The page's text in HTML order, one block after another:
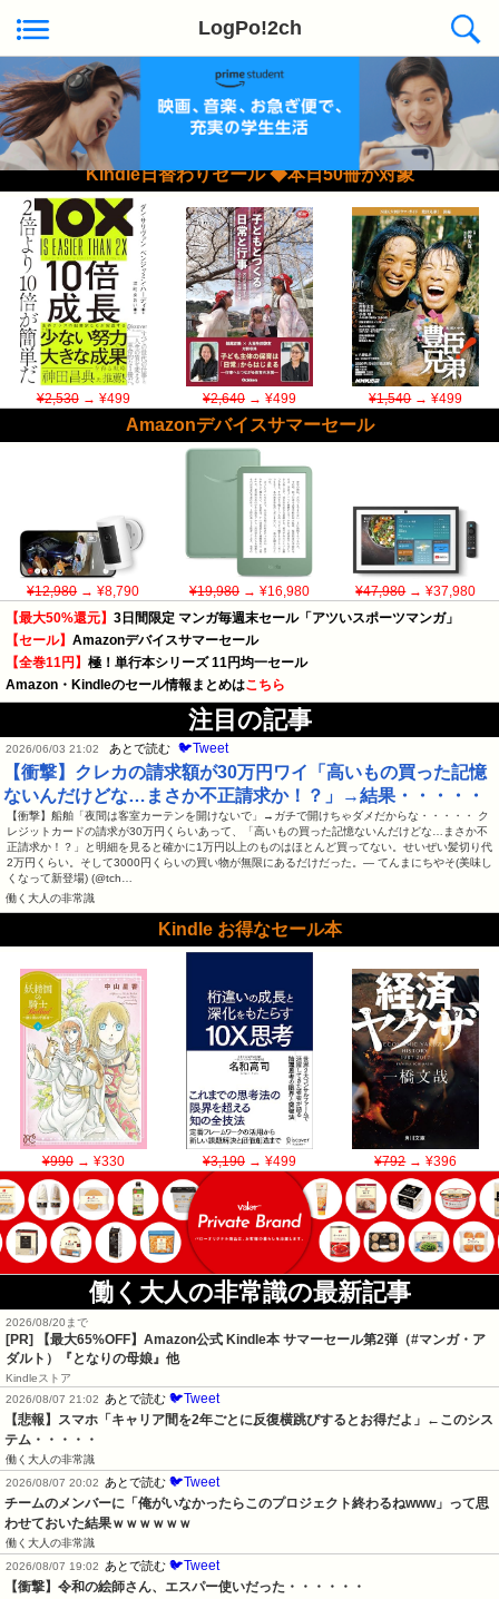
LogPo!2ch
Kindle日替わりセール ◆本日50冊が対象
¥2,530→ ¥499 ¥2,640→ ¥499 ¥1,540→ ¥499
Amazonデバイスサマーセール
¥12,980→ ¥8,790 ¥19,980→ ¥16,980 ¥47,980→ ¥37,980
【最大50%還元】 3日間限定 マンガ毎週末セール「アツいスポーツマンガ」
【セール】 Amazonデバイスサマーセール
【全巻11円】 極！単行本シリーズ 11円均一セール
Amazon・Kindleのセール情報まとめはこちら
注目の記事
2026/06/03 21:02 あとで読む 🐦Tweet
【衝撃】クレカの請求額が30万円ワイ「高いもの買った記憶
ないんだけどな…まさか不正請求か！？」→結果・・・・・
【衝撃】船舶「夜間は客室カーテンを開けないで」→ガチで開けちゃダメだからな・・・・・ ク
レジットカードの請求が30万円くらいあって、「高いもの買った記憶ないんだけどな…まさか不
正請求か！？」と明細を見ると確かに1万円以上のものはほとんど買ってない。せいぜい髪切り代
2万円くらい。そして3000円くらいの買い物が無限にあるだけだった。— てんまにちやそ(美味し
くなって新登場) (@tch…
働く大人の非常識
Kindle お得なセール本
¥990→ ¥330 ¥3,190→ ¥499 ¥792→ ¥396
働く大人の非常識の最新記事
2026/08/20まで
[PR]
【最大65%OFF】Amazon公式 Kindle本 サマーセール第2弾（#マンガ・ア
ダルト）『となりの母娘』他
Kindleストア
2026/08/07 21:02
あとで読む 🐦Tweet
【悲報】スマホ「キャリア間を2年ごとに反復横跳びするとお得だよ」←このシス
テム・・・・・
働く大人の非常識
2026/08/07 20:02
あとで読む 🐦Tweet
チームのメンバーに「俺がいなかったらこのプロジェクト終わるねwww」って思
わせておいた結果ｗｗｗｗｗｗ
働く大人の非常識
2026/08/07 19:02
あとで読む 🐦Tweet
【衝撃】令和の絵師さん、エスパー使いだった・・・・・・